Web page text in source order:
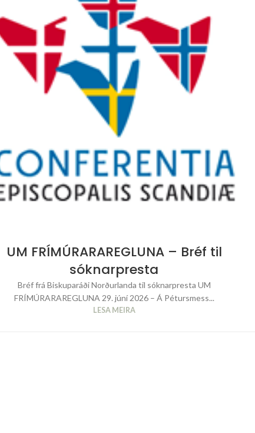
UM FRÍMÚRARAREGLUNA – Bréf til
sóknarpresta
Bréf frá Biskuparáði Norðurlanda til sóknarpresta UM
FRÍMÚRARAREGLUNA 29. júní 2026 – Á Pétursmess...
LESA MEIRA